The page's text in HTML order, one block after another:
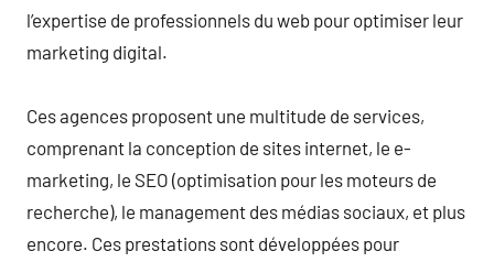
l’expertise de professionnels du web pour optimiser leur
marketing digital.
Ces agences proposent une multitude de services,
comprenant la conception de sites internet, le e-
marketing, le SEO (optimisation pour les moteurs de
recherche), le management des médias sociaux, et plus
encore. Ces prestations sont développées pour